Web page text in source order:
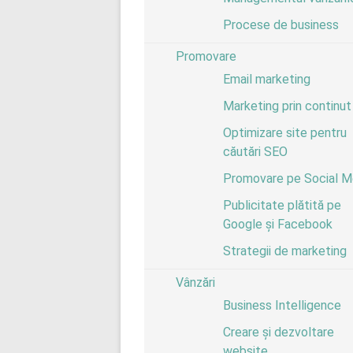
Procese de business
Promovare
Email marketing
Marketing prin continut
Optimizare site pentru
căutări SEO
Promovare pe Social
Publicitate plătită pe
Google și Facebook
Strategii de marketing
Vânzări
Business Intelligence
Creare și dezvoltare